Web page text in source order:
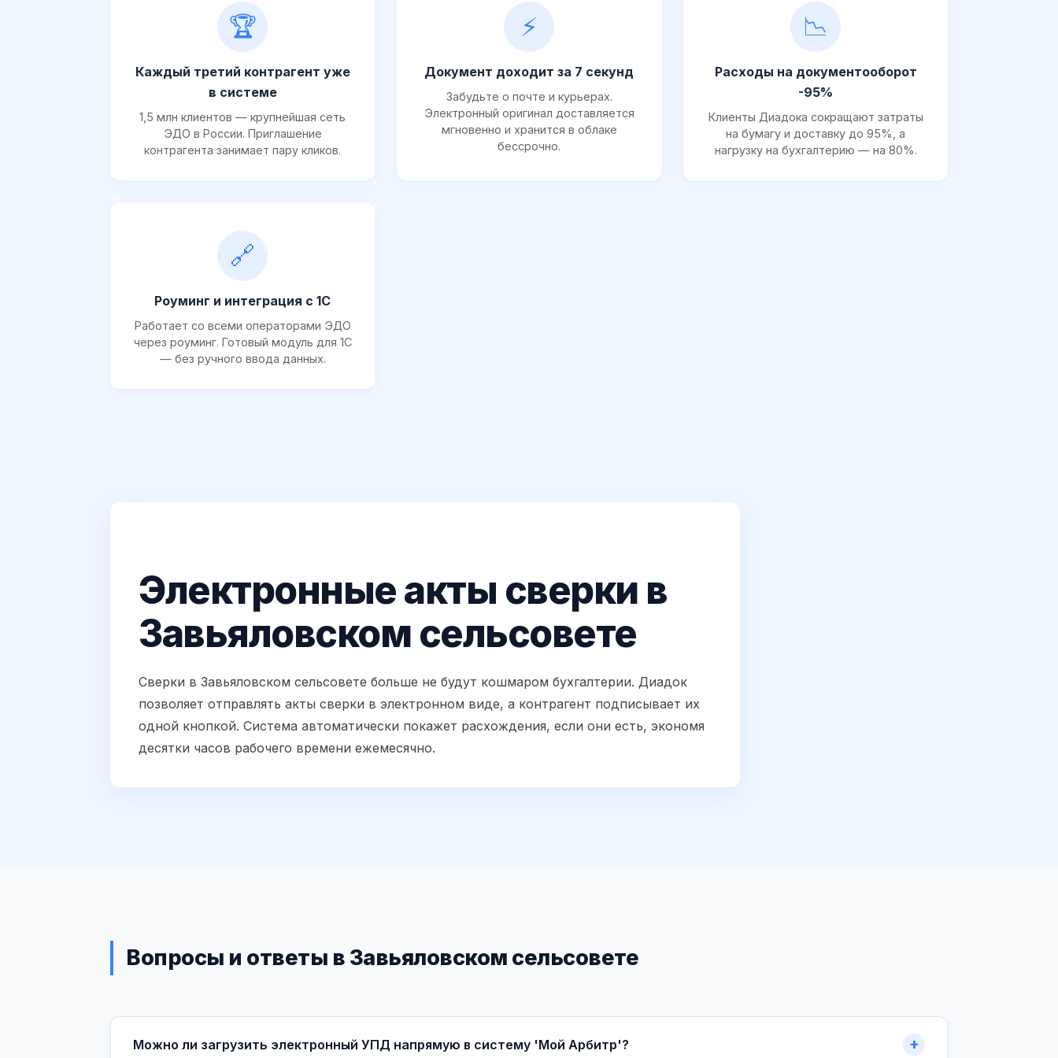
🏆
Каждый третий контрагент уже
в системе
1,5 млн клиентов — крупнейшая сеть
ЭДО в России. Приглашение
контрагента занимает пару кликов.
⚡
Документ доходит за 7 секунд
Забудьте о почте и курьерах.
Электронный оригинал доставляется
мгновенно и хранится в облаке
бессрочно.
📉
Расходы на документооборот
-95%
Клиенты Диадока сокращают затраты
на бумагу и доставку до 95%, а
нагрузку на бухгалтерию — на 80%.
🔗
Роуминг и интеграция с 1С
Работает со всеми операторами ЭДО
через роуминг. Готовый модуль для 1С
— без ручного ввода данных.
Электронные акты сверки в
Завьяловском сельсовете
Сверки в Завьяловском сельсовете больше не будут кошмаром бухгалтерии. Диадок
позволяет отправлять акты сверки в электронном виде, а контрагент подписывает их
одной кнопкой. Система автоматически покажет расхождения, если они есть, экономя
десятки часов рабочего времени ежемесячно.
Вопросы и ответы в Завьяловском сельсовете
Можно ли загрузить электронный УПД напрямую в систему 'Мой Арбитр'?